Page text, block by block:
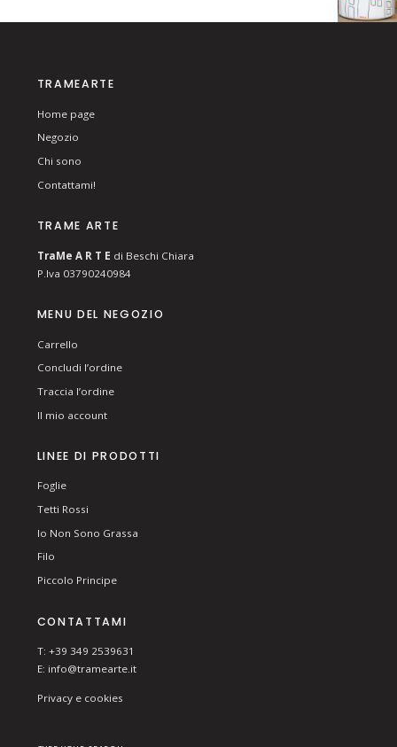
TRAMEARTE
Home page
Negozio
Chi sono
Contattami!
TRAME ARTE
TraMe A R T E di Beschi Chiara
P.Iva 03790240984
MENU DEL NEGOZIO
Carrello
Concludi l’ordine
Traccia l’ordine
Il mio account
LINEE DI PRODOTTI
Foglie
Tetti Rossi
Io Non Sono Grassa
Filo
Piccolo Principe
CONTATTAMI
T: +39 349 2539631
E: info@tramearte.it
Privacy e cookies